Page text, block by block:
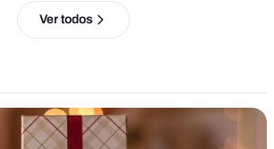
Ver todos